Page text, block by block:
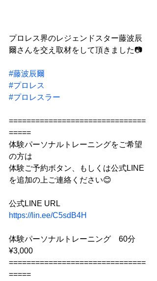
プロレス界のレジェンドスター藤波辰
爾さんを交え取材をして頂きました📷
#藤波辰爾
#プロレス
#プロレスラー
===============================
=====
体験パーソナルトレーニングをご希望
の方は
体験ご予約ボタン、もしくは公式LINE
を追加の上ご連絡ください😊
公式LINE URL
https://lin.ee/C5sdB4H
体験パーソナルトレーニング　60分
¥3,000
===============================
=====